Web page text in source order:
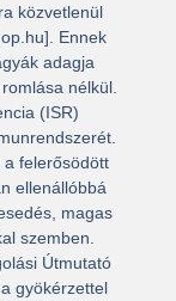
közvetlenül
Ennek
adagja
nélkül.
(ISR)
a felerősödött
ellenállóbbá
magas
szemben.
Útmutató
gyökérzettel